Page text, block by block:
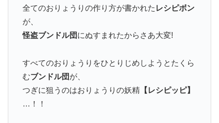
全てのおりょうりの作り方が書かれた レシピボン
が、
怪盗ブンドル団 にぬすまれたからさあ大変!
すべてのおりょうりをひとりじめしようとたくら
むブンドル団 が、
つぎに狙うのはおりょうりの妖精【レシピッピ】
…！！